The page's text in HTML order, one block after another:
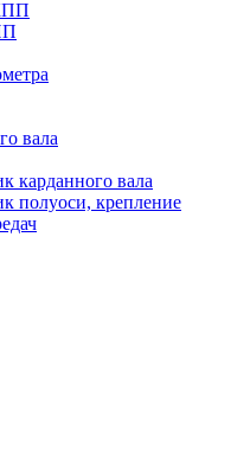
вала
карданного вала
полуоси, крепление